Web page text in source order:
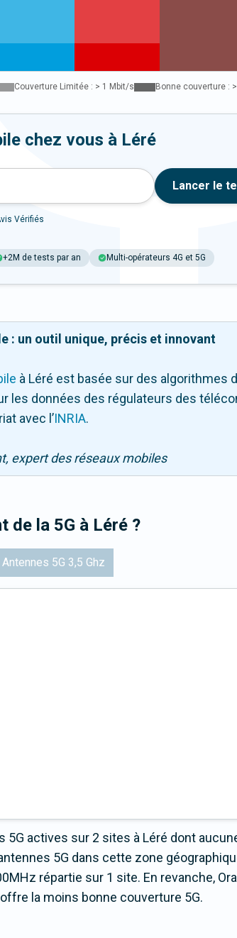
Couverture Limitée : > 1 Mbit/s Bonne couverture :
chez vous à Léré
Lancer le
Vérifiés
+2M de tests par an Multi-opérateurs 4G et 5G
: un outil unique, précis et innovant
à Léré est basée sur des algorithmes
les données des régulateurs des
avec l ’INRIA.
expert des réseaux mobiles
de la 5G à Léré ?
Antennes 5G 3,5 Ghz
5G actives sur 2 sites à Léré dont
5G dans cette zone
répartie sur 1 site. En revanche,
la moins bonne couverture 5G.